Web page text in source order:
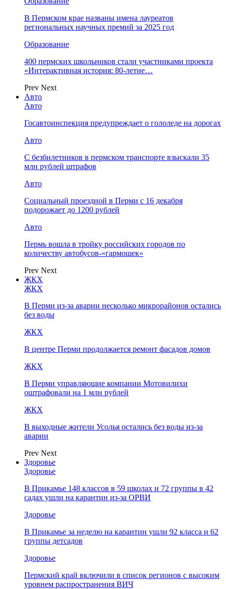
В Пермском крае названы имена лауреатов
региональных научных премий за 2025 год
Образование
400 пермских школьников стали участниками проекта
«Интерактивная история: 80-летие…
Prev Next
Авто
Авто
Госавтоинспекция предупреждает о гололеде на дорогах
Авто
С безбилетников в пермском транспорте взыскали 35
млн рублей штрафов
Авто
Социальный проездной в Перми с 16 декабря
подорожает до 1200 рублей
Авто
Пермь вошла в тройку российских городов по
количеству автобусов-«гармошек»
Prev Next
ЖКХ
ЖКХ
В Перми из-за аварии несколько микрорайонов остались
без воды
ЖКХ
В центре Перми продолжается ремонт фасадов домов
ЖКХ
В Перми управляющие компании Мотовилихи
оштрафовали на 1 млн рублей
ЖКХ
В выходные жители Усолья остались без воды из-за
аварии
Prev Next
Здоровье
Здоровье
В Прикамье 148 классов в 59 школах и 72 группы в 42
садах ушли на карантин из-за ОРВИ
Здоровье
В Прикамье за неделю на карантин ушли 92 класса и 62
группы детсадов
Здоровье
Пермский край включили в список регионов с высоким
уровнем распространения ВИЧ